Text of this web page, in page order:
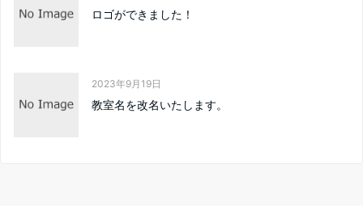
ロゴができました！
2023年9月19日
教室名を改名いたします。